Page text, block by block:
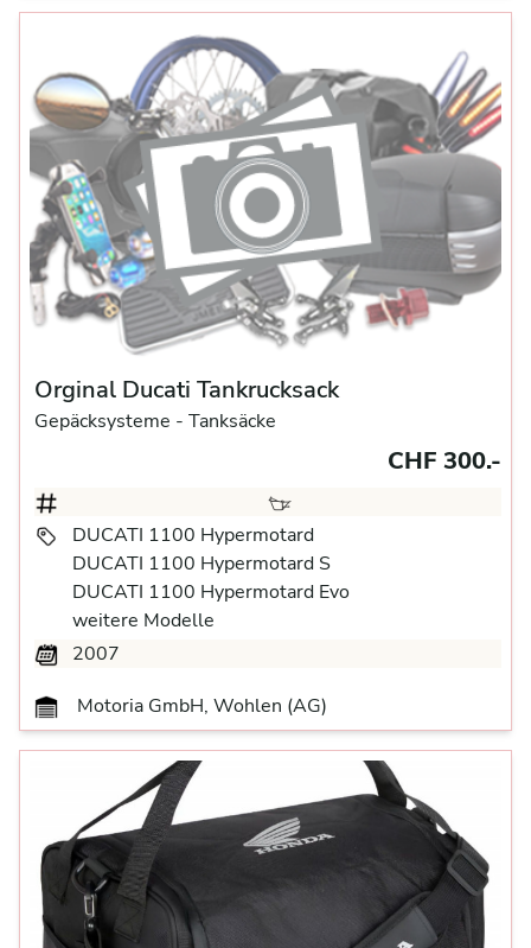
Orginal Ducati Tankrucksack
Gepäcksysteme - Tanksäcke
CHF 300.-
DUCATI 1100 Hypermotard
DUCATI 1100 Hypermotard S
DUCATI 1100 Hypermotard Evo
weitere Modelle
2007
Motoria GmbH, Wohlen (AG)